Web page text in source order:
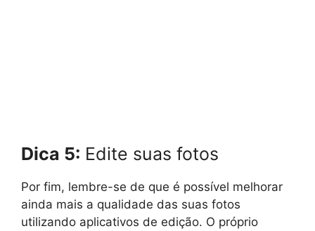
Dica 5: Edite suas fotos
Por fim, lembre-se de que é possível melhorar
ainda mais a qualidade das suas fotos
utilizando aplicativos de edição. O próprio